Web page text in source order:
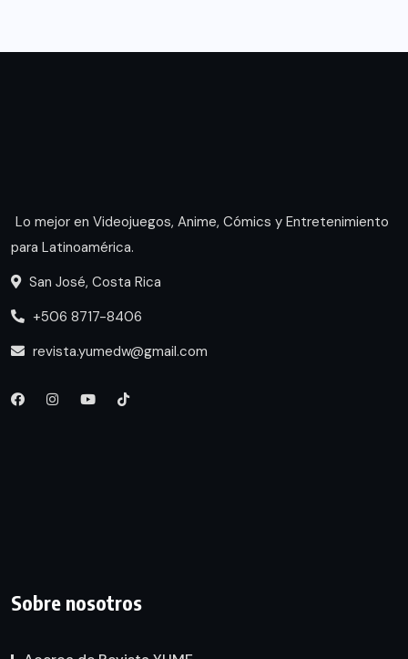
Lo mejor en Videojuegos, Anime, Cómics y Entretenimiento
para Latinoamérica.
San José, Costa Rica
+506 8717-8406
revista.yumedw@gmail.com
Sobre nosotros